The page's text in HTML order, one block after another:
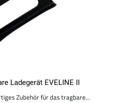
Ladegerät EVELINE II
Zubehör für das tragbare...